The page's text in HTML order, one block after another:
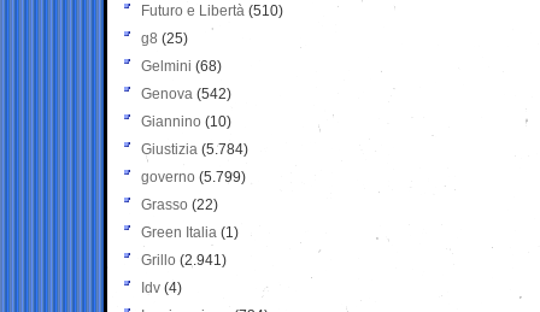
Futuro e Libertà (510)
g8 (25)
Gelmini (68)
Genova (542)
Giannino (10)
Giustizia (5.784)
governo (5.799)
Grasso (22)
Green Italia (1)
Grillo (2.941)
Idv (4)